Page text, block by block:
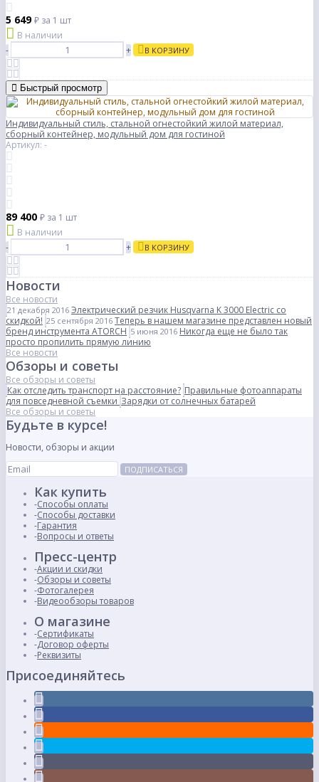
5 649₽ за 1 шт
В наличии
-
+ В КОРЗИНУ
Быстрый просмотр
Индивидуальный стиль, стальной огнестойкий жилой материал,
сборный контейнер, модульный дом для гостиной
Артикул: -
89 400 ₽ за 1 шт
В наличии
-
+ В КОРЗИНУ
Новости
Все новости
21 декабря 2016 Электрический резчик Husqvarna K 3000 Electric со
скидкой! 25 сентября 2016 Теперь в нашем магазине представлен новый
бренд инструмента ATORCH 5 июня 2016 Никогда еще не было так
просто пропилить прямую линию
Все новости
Обзоры и советы
Все обзоры и советы
Как отследить транспорт на расстояние? Правильные фотоаппараты
для повседневной съемки Зарядки от солнечных батарей
Все обзоры и советы
Будьте в курсе!
Новости, обзоры и акции
ПОДПИСАТЬСЯ
Как купить
Способы оплаты
Способы доставки
Гарантия
Вопросы и ответы
Пресс-центр
Акции и скидки
Обзоры и советы
Фотогалерея
Видеообзоры товаров
О магазине
Сертификаты
Договор оферты
Реквизиты
Присоединяйтесь